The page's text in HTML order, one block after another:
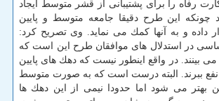
رفاه را برای پشتیبانی از قشر متوسط ایجاد
چونكه این طرح دقیقا جامعه متوسط و پایین
داده و به آنها كمك می نماید. وی تصریح كرد:
در استدلال های موافقان طرح این است كه
بینند. در واقع اینطور نیست كه دهك های پایین
ببرند. البته درست است كه به صورت متوسط
بهتر می شود اما حدودا نیمی از این دهك ها